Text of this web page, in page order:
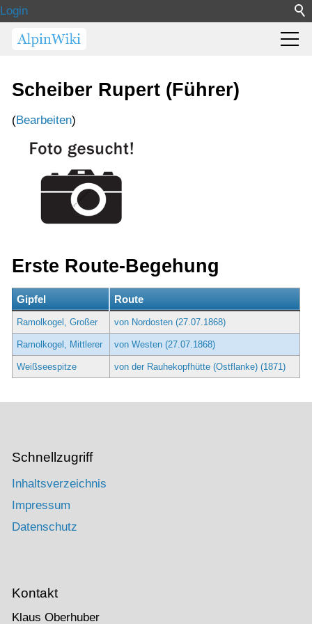
Login
Scheiber Rupert (Führer)
(Bearbeiten)
Erste Route-Begehung
Gipfel Route
Ramolkogel, Großer von Nordosten (27.07.1868)
Ramolkogel, Mittlerer von Westen (27.07.1868)
Weißseespitze von der Rauhekopfhütte (Ostflanke) (1871)
Schnellzugriff
Inhaltsverzeichnis
Impressum
Datenschutz
Kontakt
Klaus Oberhuber